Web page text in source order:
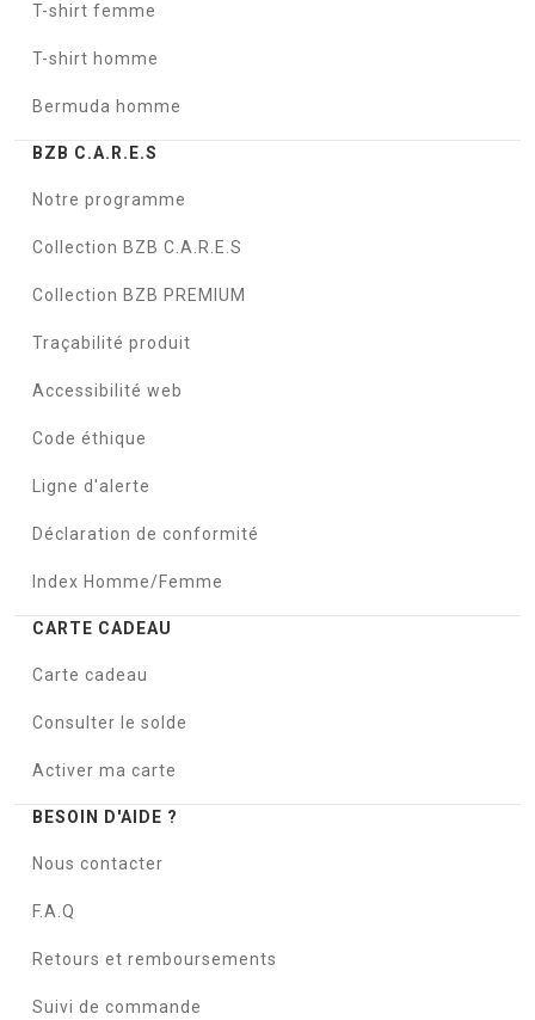
T-shirt femme
T-shirt homme
Bermuda homme
BZB C.A.R.E.S
Notre programme
Collection BZB C.A.R.E.S
Collection BZB PREMIUM
Traçabilité produit
Accessibilité web
Code éthique
Ligne d'alerte
Déclaration de conformité
Index Homme/Femme
CARTE CADEAU
Carte cadeau
Consulter le solde
Activer ma carte
BESOIN D'AIDE ?
Nous contacter
F.A.Q
Retours et remboursements
Suivi de commande